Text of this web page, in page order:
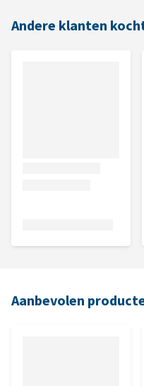
Andere klanten
Aanbevolen